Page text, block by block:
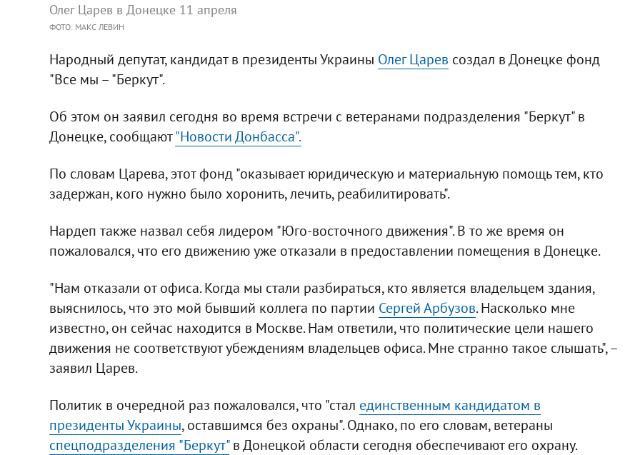
Олег Царев в Донецке 11 апреля
ФОТО: МАКС ЛЕВИН
Народный депутат, кандидат в президенты Украины Олег Царев создал в Донецке фонд
"Все мы – "Беркут".
Об этом он заявил сегодня во время встречи с ветеранами подразделения "Беркут" в
Донецке, сообщают"Новости Донбасса".
По словам Царева, этот фонд "оказывает юридическую и материальную помощь тем, кто
задержан, кого нужно было хоронить, лечить, реабилитировать".
Нардеп также назвал себя лидером "Юго-восточного движения". В то же время он
пожаловался, что его движению уже отказали в предоставлении помещения в Донецке.
"Нам отказали от офиса. Когда мы стали разбираться, кто является владельцем здания,
выяснилось, что это мой бывший коллега по партии Сергей Арбузов. Насколько мне
известно, он сейчас находится в Москве. Нам ответили, что политические цели нашего
движения не соответствуют убеждениям владельцев офиса. Мне странно такое слышать", –
заявил Царев.
Политик в очередной раз пожаловался, что "стал единственным кандидатом в
президенты Украины, оставшимся без охраны". Однако, по его словам, ветераны
спецподразделения "Беркут"в Донецкой области сегодня обеспечивают его охрану.